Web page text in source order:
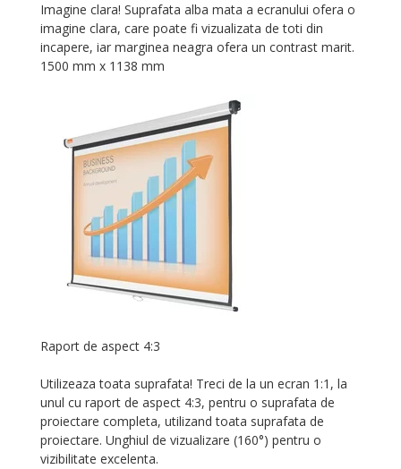
Imagine clara! Suprafata alba mata a ecranului ofera o
imagine clara, care poate fi vizualizata de toti din
incapere, iar marginea neagra ofera un contrast marit.
1500 mm x 1138 mm
Raport de aspect 4:3
Utilizeaza toata suprafata! Treci de la un ecran 1:1, la
unul cu raport de aspect 4:3, pentru o suprafata de
proiectare completa, utilizand toata suprafata de
proiectare. Unghiul de vizualizare (160°) pentru o
vizibilitate excelenta.